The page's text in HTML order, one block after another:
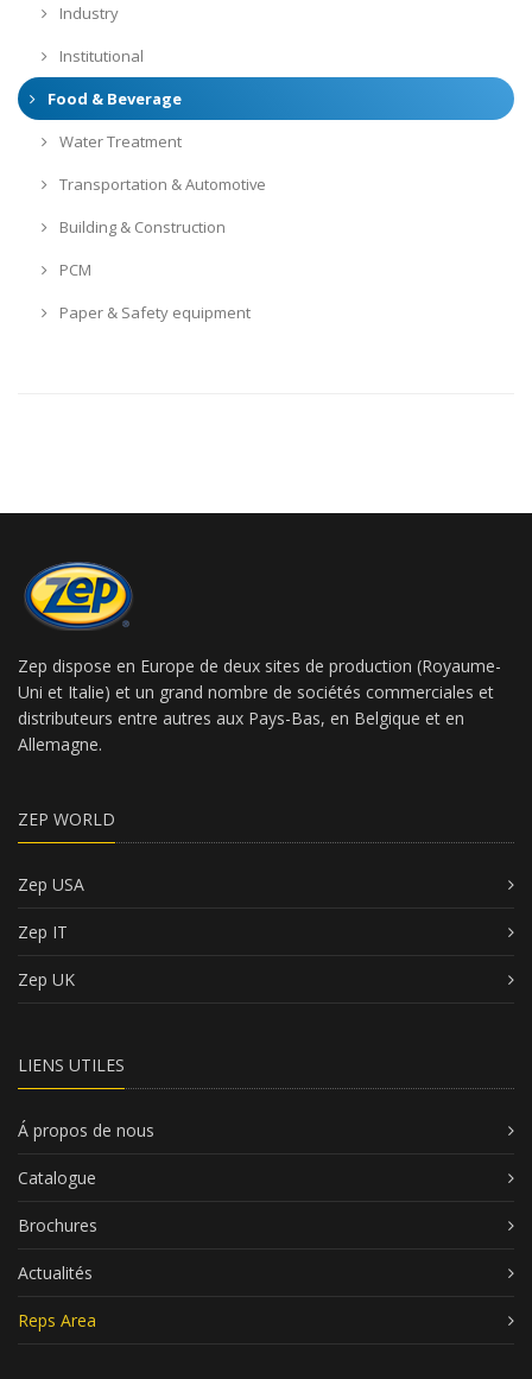
Industry
Institutional
Food & Beverage
Water Treatment
Transportation & Automotive
Building & Construction
PCM
Paper & Safety equipment
Zep dispose en Europe de deux sites de production (Royaume-
Uni et Italie) et un grand nombre de sociétés commerciales et
distributeurs entre autres aux Pays-Bas, en Belgique et en
Allemagne.
ZEP WORLD
Zep USA
Zep IT
Zep UK
LIENS UTILES
Á propos de nous
Catalogue
Brochures
Actualités
Reps Area